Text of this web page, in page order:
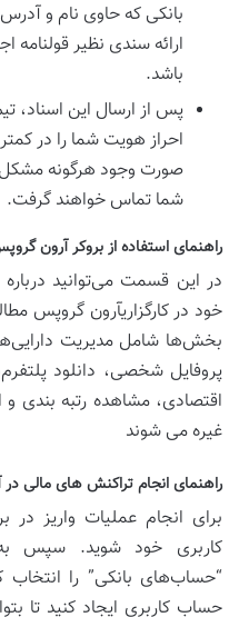
بانکی که حاوی نام و
ارائه سندی نظیر قولنامه
باشد.
پس از ارسال این اسناد،
صورت وجود هرگونه مشکل
شما تماس خواهند گرفت.
راهنمای استفاده از بروکر آرون
در این قسمت می‌توانید
خود در کارگزاریآرون گروپس
بخش‌ها شامل مدیریت
پروفایل شخصی، دانلود
اقتصادی، مشاهده رتبه بندی
غیره می ‌شوند
راهنمای انجام تراکنش های مالی
برای انجام عملیات واریز در
کاربری خود شوید. سپس
“حساب‌های بانکی” را انتخاب
حساب کاربری ایجاد کنید تا